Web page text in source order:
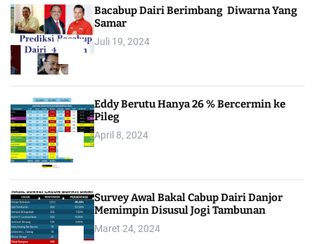
Bacabup Dairi Berimbang Diwarna Yang
Samar
Juli 19, 2024
Eddy Berutu Hanya 26 % Bercermin ke
Pileg
April 8, 2024
Survey Awal Bakal Cabup Dairi Danjor
Memimpin Disusul Jogi Tambunan
Maret 24, 2024